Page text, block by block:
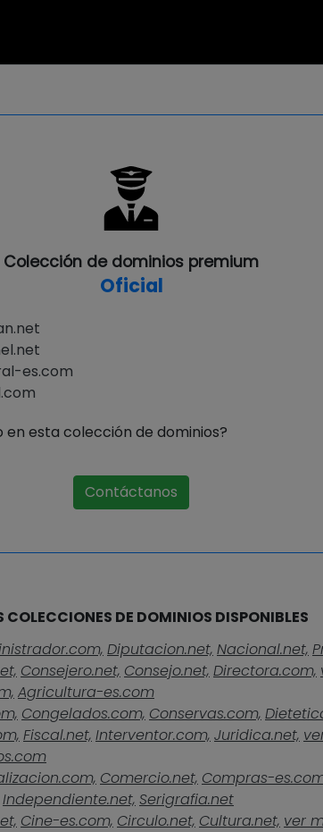
Colección de dominios premium
Oficial
es.com
en esta colección de dominios?
Contáctanos
COLECCIONES DE DOMINIOS DISPONIBLES
Diputacion.net, Nacional.net,
Consejero.net, Consejo.net, Directora.com,
Agricultura-es.com
Congelados.com, Conservas.com,
Fiscal.net, Interventor.com, Juridica.net,
Comercio.net, Compras-
Independiente.net, Serigrafia.net
Cine-es.com, Circulo.net, Cultura.net, ver